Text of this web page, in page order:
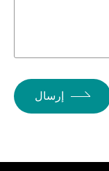
إرسال